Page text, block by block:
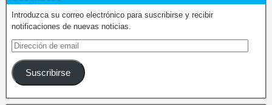
Introduzca su correo electrónico para suscribirse y recibir
notificaciones de nuevas noticias.
Suscribirse